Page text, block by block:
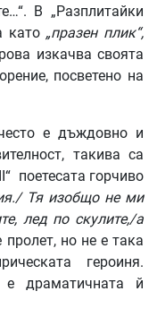
В „Разплитайки
като „празен плик“,
изкачва своята
посветено на
е дъждовно и
такива са
поетесата горчиво
Тя изобщо не ми
лед по скулите,/а
пролет, но не е така
героиня.
драматичната й